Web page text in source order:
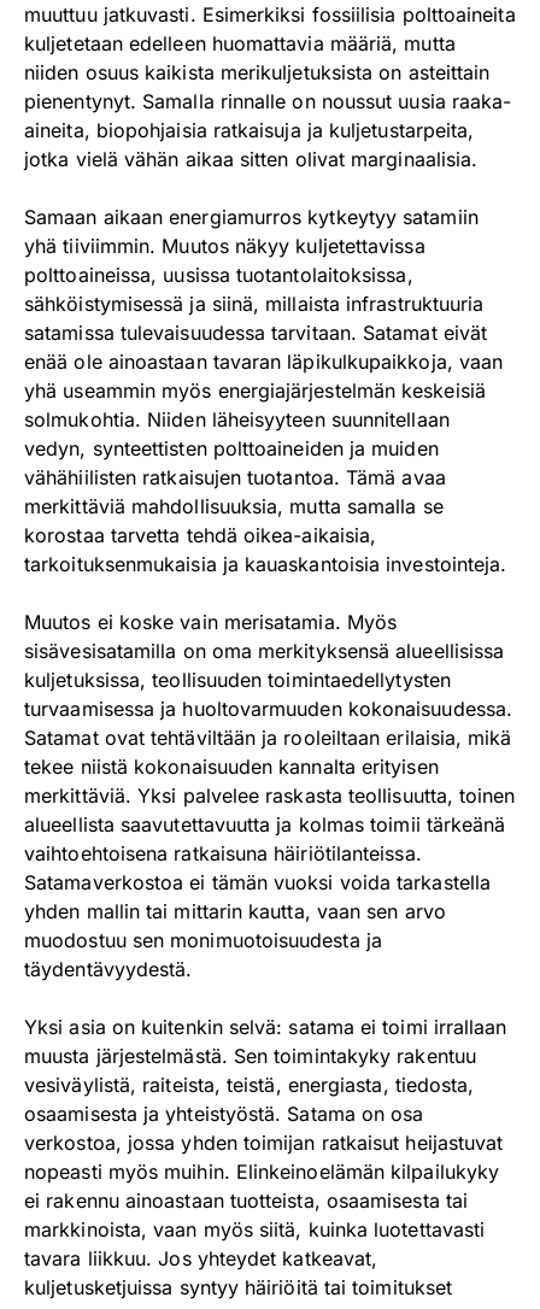
muuttuu jatkuvasti. Esimerkiksi fossiilisia polttoaineita
kuljetetaan edelleen huomattavia määriä, mutta
niiden osuus kaikista merikuljetuksista on asteittain
pienentynyt. Samalla rinnalle on noussut uusia raaka-
aineita, biopohjaisia ratkaisuja ja kuljetustarpeita,
jotka vielä vähän aikaa sitten olivat marginaalisia.
Samaan aikaan energiamurros kytkeytyy satamiin
yhä tiiviimmin. Muutos näkyy kuljetettavissa
polttoaineissa, uusissa tuotantolaitoksissa,
sähköistymisessä ja siinä, millaista infrastruktuuria
satamissa tulevaisuudessa tarvitaan. Satamat eivät
enää ole ainoastaan tavaran läpikulkupaikkoja, vaan
yhä useammin myös energiajärjestelmän keskeisiä
solmukohtia. Niiden läheisyyteen suunnitellaan
vedyn, synteettisten polttoaineiden ja muiden
vähähiilisten ratkaisujen tuotantoa. Tämä avaa
merkittäviä mahdollisuuksia, mutta samalla se
korostaa tarvetta tehdä oikea-aikaisia,
tarkoituksenmukaisia ja kauaskantoisia investointeja.
Muutos ei koske vain merisatamia. Myös
sisävesisatamilla on oma merkityksensä alueellisissa
kuljetuksissa, teollisuuden toimintaedellytysten
turvaamisessa ja huoltovarmuuden kokonaisuudessa.
Satamat ovat tehtäviltään ja rooleiltaan erilaisia, mikä
tekee niistä kokonaisuuden kannalta erityisen
merkittäviä. Yksi palvelee raskasta teollisuutta, toinen
alueellista saavutettavuutta ja kolmas toimii tärkeänä
vaihtoehtoisena ratkaisuna häiriötilanteissa.
Satamaverkostoa ei tämän vuoksi voida tarkastella
yhden mallin tai mittarin kautta, vaan sen arvo
muodostuu sen monimuotoisuudesta ja
täydentävyydestä.
Yksi asia on kuitenkin selvä: satama ei toimi irrallaan
muusta järjestelmästä. Sen toimintakyky rakentuu
vesiväylistä, raiteista, teistä, energiasta, tiedosta,
osaamisesta ja yhteistyöstä. Satama on osa
verkostoa, jossa yhden toimijan ratkaisut heijastuvat
nopeasti myös muihin. Elinkeinoelämän kilpailukyky
ei rakennu ainoastaan tuotteista, osaamisesta tai
markkinoista, vaan myös siitä, kuinka luotettavasti
tavara liikkuu. Jos yhteydet katkeavat,
kuljetusketjuissa syntyy häiriöitä tai toimitukset